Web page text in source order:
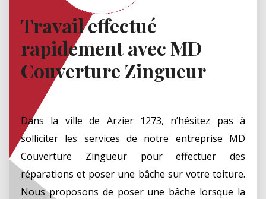
Travail effectué
rapidement avec MD
Couverture Zingueur
Dans la ville de Arzier 1273, n’hésitez pas à
solliciter les services de notre entreprise MD
Couverture Zingueur pour effectuer des
réparations et poser une bâche sur votre toiture.
Nous proposons de poser une bâche lorsque la